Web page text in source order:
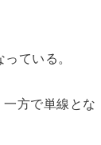
ている。
方で単線とな